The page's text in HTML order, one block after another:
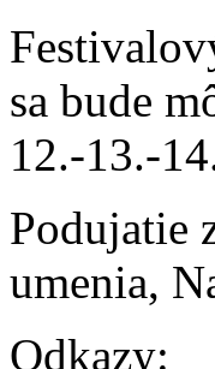
sa bude
12.-13.-
Podujatie
umenia,
Odkazy: